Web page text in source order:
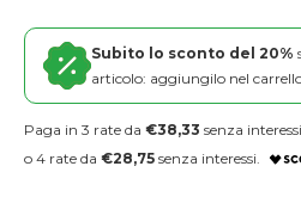
Subito lo sconto del 20%
articolo: aggiungilo nel
Paga in 3 rate da €38,33 senza
o 4 rate da €28,75 senza interessi.